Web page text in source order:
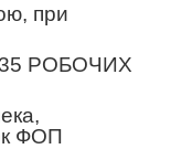
при
РОБОЧИХ
ФОП